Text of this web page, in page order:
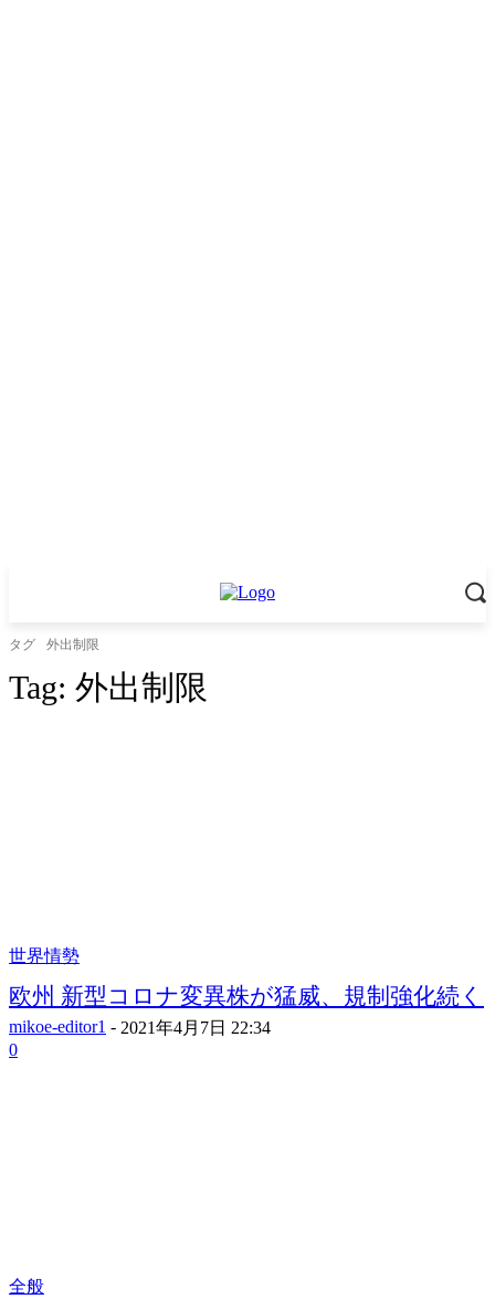
タグ 外出制限
Tag: 外出制限
世界情勢
欧州 新型コロナ変異株が猛威、規制強化続く
mikoe-editor1 - 2021年4月7日 22:34
0
全般